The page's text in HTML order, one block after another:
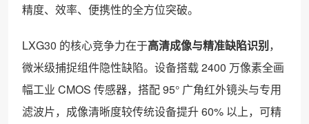
精度、效率、便携性的全方位突破。
LXG30 的核心竞争力在于高清成像与精准缺陷识别，
微米级捕捉组件隐性缺陷。设备搭载 2400 万像素全画
幅工业 CMOS 传感器，搭配 95° 广角红外镜头与专用
滤波片，成像清晰度较传统设备提升 60% 以上，可精